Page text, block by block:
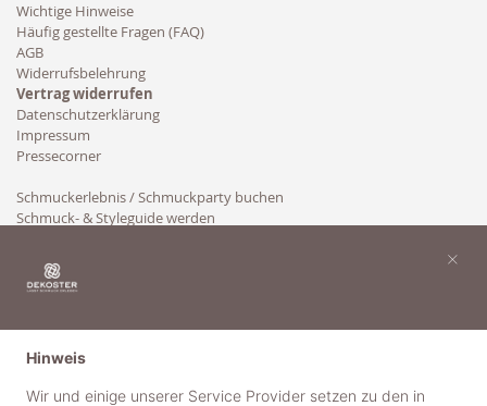
Wichtige Hinweise
Häufig gestellte Fragen (FAQ)
AGB
Widerrufsbelehrung
Vertrag widerrufen
Datenschutzerklärung
Impressum
Pressecorner
Schmuckerlebnis / Schmuckparty buchen
Schmuck- & Styleguide werden
Hinweis
Wir und einige unserer Service Provider setzen zu den in
×